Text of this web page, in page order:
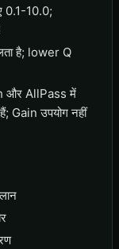
0.1-10.0;
है; lower Q
और AllPass में
उपयोग नहीं